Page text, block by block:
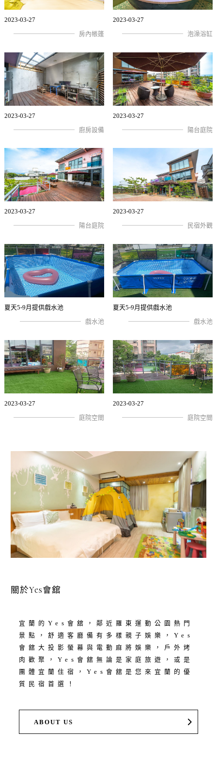
2023-03-27
房內帳篷
2023-03-27
泡澡浴缸
2023-03-27
廚房設備
2023-03-27
陽台庭院
2023-03-27
陽台庭院
2023-03-27
民宿外觀
夏天5-9月提供戲水池
戲水池
夏天5-9月提供戲水池
戲水池
2023-03-27
庭院空間
2023-03-27
庭院空間
關於Yes會舘
宜蘭的Yes會舘，鄰近羅東運動公園熱門
景點，舒適客廳備有多樣親子娛樂，Yes
會舘大投影螢幕與電動麻將娛樂，戶外烤
肉歡聚，Yes會舘無論是家庭旅遊，或是
團體宜蘭住宿，Yes會舘是您來宜蘭的優
質民宿首選！
ABOUT US